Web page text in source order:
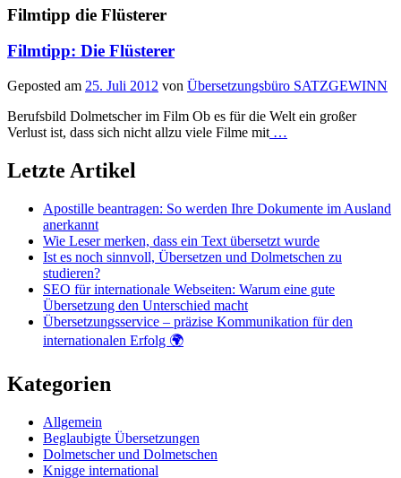
Filmtipp die Flüsterer
Filmtipp: Die Flüsterer
Geposted am 25. Juli 2012 von Übersetzungsbüro SATZGEWINN
Berufsbild Dolmetscher im Film Ob es für die Welt ein großer
Verlust ist, dass sich nicht allzu viele Filme mit …
Letzte Artikel
Apostille beantragen: So werden Ihre Dokumente im Ausland
anerkannt
Wie Leser merken, dass ein Text übersetzt wurde
Ist es noch sinnvoll, Übersetzen und Dolmetschen zu
studieren?
SEO für internationale Webseiten: Warum eine gute
Übersetzung den Unterschied macht
Übersetzungsservice – präzise Kommunikation für den
internationalen Erfolg 🌍
Kategorien
Allgemein
Beglaubigte Übersetzungen
Dolmetscher und Dolmetschen
Knigge international